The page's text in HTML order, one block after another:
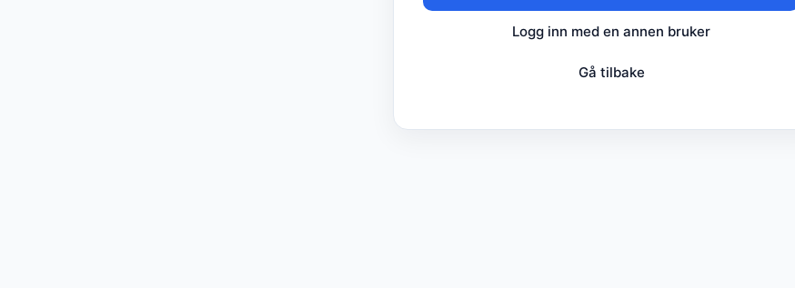
Logg inn med en annen bruker
Gå tilbake